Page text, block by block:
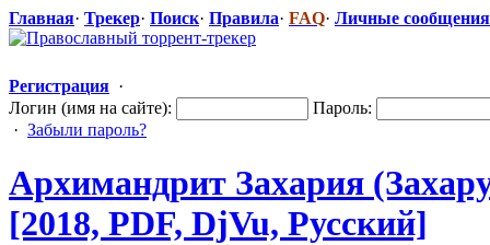
Главная· Трекер· Поиск· Правила· FAQ· Личные сообщения
Регистрация ·
Логин (имя на сайте):
Пароль:
· Забыли пароль?
Архимандрит Захария
[2018, PDF, DjVu, Русский]